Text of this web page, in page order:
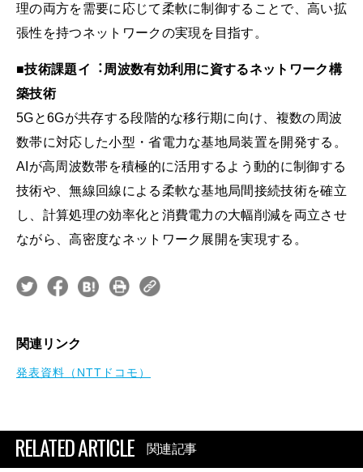
理の両方を需要に応じて柔軟に制御することで、高い拡
張性を持つネットワークの実現を目指す。
■技術課題イ︓周波数有効利用に資するネットワーク構
築技術
5Gと6Gが共存する段階的な移行期に向け、複数の周波
数帯に対応した小型・省電力な基地局装置を開発する。
AIが高周波数帯を積極的に活用するよう動的に制御する
技術や、無線回線による柔軟な基地局間接続技術を確立
し、計算処理の効率化と消費電力の大幅削減を両立させ
ながら、高密度なネットワーク展開を実現する。
関連リンク
発表資料（NTTドコモ）
RELATED ARTICLE 関連記事